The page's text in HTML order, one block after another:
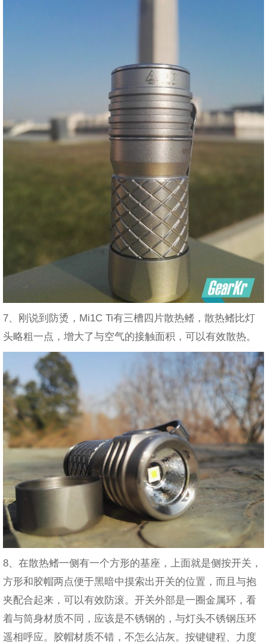
7、刚说到防烫，Mi1C Ti有三槽四片散热鳍，散热鳍比灯
头略粗一点，增大了与空气的接触面积，可以有效散热。
8、在散热鳍一侧有一个方形的基座，上面就是侧按开关，
方形和胶帽两点便于黑暗中摸索出开关的位置，而且与抱
夹配合起来，可以有效防滚。开关外部是一圈金属环，看
着与筒身材质不同，应该是不锈钢的，与灯头不锈钢压环
遥相呼应。胶帽材质不错，不怎么沾灰。按键键程、力度